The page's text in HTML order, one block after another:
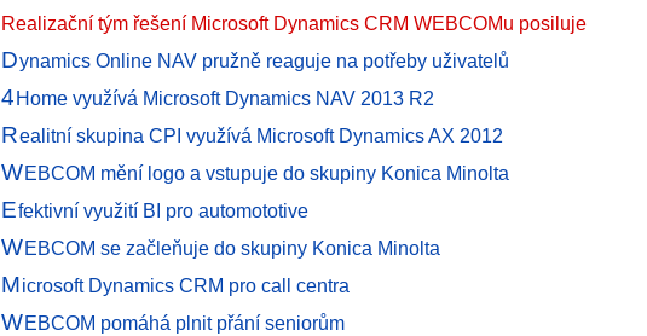
Realizační tým řešení Microsoft Dynamics CRM WEBCOMu posiluje
Dynamics Online NAV pružně reaguje na potřeby uživatelů
4Home využívá Microsoft Dynamics NAV 2013 R2
Realitní skupina CPI využívá Microsoft Dynamics AX 2012
WEBCOM mění logo a vstupuje do skupiny Konica Minolta
Efektivní využití BI pro automototive
WEBCOM se začleňuje do skupiny Konica Minolta
Microsoft Dynamics CRM pro call centra
WEBCOM pomáhá plnit přání seniorům